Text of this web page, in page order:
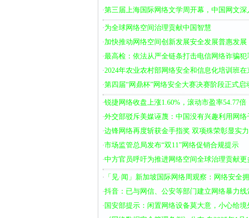
·第三届上海国际网络文学周开幕，中国网文
·为全球网络空间治理贡献中国智慧
·加快推动网络空间创新发展安全发展普惠发展
·最高检：依法从严全链条打击电信网络诈骗犯
·2024年农业农村部网络安全和信息化培训班在
·第四届“网鼎杯”网络安全大赛决赛阶段正式启
·锐捷网络收盘上涨1.60%，滚动市盈率54.77倍
·外交部驳斥美媒诬蔑：中国没有兴趣利用网络
·边锋网络再度斩获金手指奖 双项殊荣彰显实力
·市场监管总局发布“双11”网络促销合规提示
·中方官员呼吁为推进网络空间全球治理贡献更
· 「见·闻」新加坡国际网络周观察：网络安全
·抖音：已与网信、公安等部门建立网络暴力线
· 国安部提示：闲置网络设备莫大意，小心给境